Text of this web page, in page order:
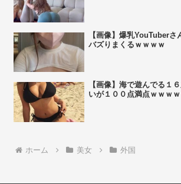
【画像】爆乳YouTuberさ
バズりまくるｗｗｗｗ
【画像】海で遊んでる１
いが１００点満点ｗｗｗ
ホーム 美女 外国